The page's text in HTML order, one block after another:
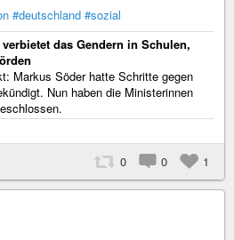
#deutschland #sozial
das Gendern in Schulen,
Markus Söder hatte Schritte gegen
Nun haben die Ministerinnen
0 0 1